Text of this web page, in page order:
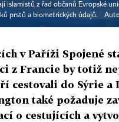
islamistů z řad občanů Evropské
prstů a biometrických údajů.
v Paříži Spojené
z Francie by totiž
cestovali do Sýrie a
také požaduje
o cestujících a